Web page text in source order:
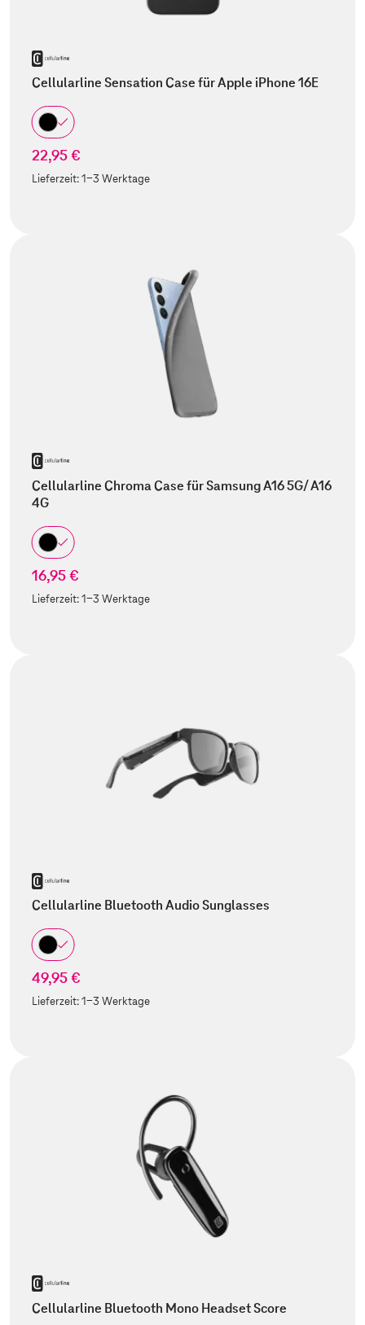
Cellularline Sensation Case für Apple iPhone 16E
22,95 €
Lieferzeit:1-3 Werktage
Cellularline Chroma Case für Samsung A16 5G/ A16
4G
16,95 €
Lieferzeit:1-3 Werktage
Cellularline Bluetooth Audio Sunglasses
49,95 €
Lieferzeit:1-3 Werktage
Cellularline Bluetooth Mono Headset Score